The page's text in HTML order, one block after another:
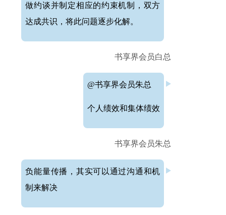
做约谈并制定相应的约束机制，双方
达成共识，将此问题逐步化解。
书享界会员白总
@书享界会员朱总
个人绩效和集体绩效
书享界会员朱总
负能量传播，其实可以通过沟通和机
制来解决